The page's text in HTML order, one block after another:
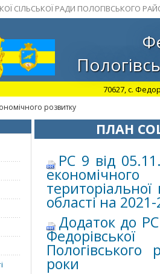
СІЛЬСЬКОЇ РАДИ ПОЛОГІВСЬКОГО
70627, с.
розвитку
ПЛАН
РС 9 від
області на
Додаток до
Пологівського
роки